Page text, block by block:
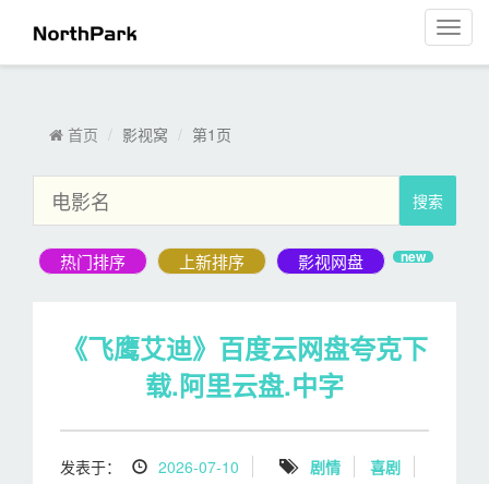
菜
单
首页 影视窝 第1页
new
《飞鹰艾迪》百度云网盘夸克下
载.阿里云盘.中字
发表于： 2026-07-10 剧情
喜剧